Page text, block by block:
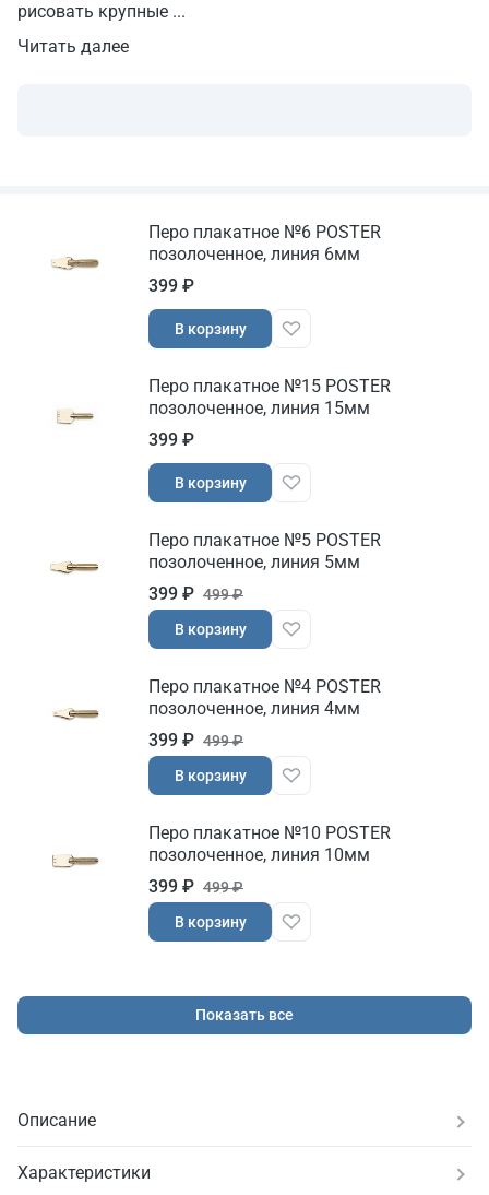
рисовать крупные ...
Читать далее
Перо плакатное №6 POSTER
позолоченное, линия 6мм
399 ₽
В корзину
Перо плакатное №15 POSTER
позолоченное, линия 15мм
399 ₽
В корзину
Перо плакатное №5 POSTER
позолоченное, линия 5мм
399 ₽ 499 ₽
В корзину
Перо плакатное №4 POSTER
позолоченное, линия 4мм
399 ₽ 499 ₽
В корзину
Перо плакатное №10 POSTER
позолоченное, линия 10мм
399 ₽ 499 ₽
В корзину
Показать все
Описание
Характеристики